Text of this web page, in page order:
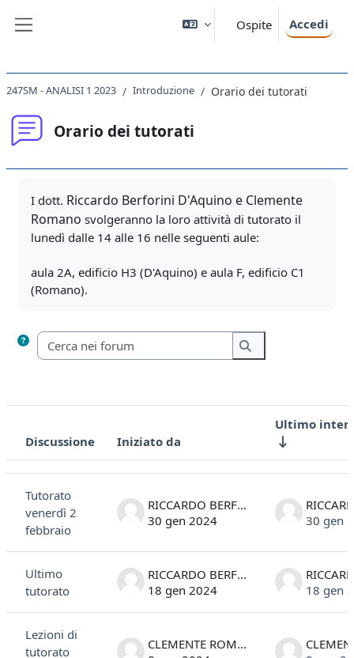
Ospite Accedi
247SM - ANALISI 1 2023 Introduzione Orario dei tutorati
Orario dei tutorati
I dott. Riccardo Berforini D'Aquino e Clemente
Romano svolgeranno la loro attività di tutorato il
lunedì dalle 14 alle 16 nelle seguenti aule:
aula 2A, edificio H3 (D'Aquino) e aula F, edificio C1
(Romano).
Cerca nei forum
Cerca nei forum
Stato
Discussione Iniziato da
Ultimo
Tutorato
venerdì 2
febbraio
RICCARDO BERFORINI D'AQUINO
30 gen 2024
30 gen
Ultimo
tutorato
RICCARDO BERFORINI D'AQUINO
18 gen 2024
18 gen
Lezioni di
tutorato
CLEMENTE ROMANO